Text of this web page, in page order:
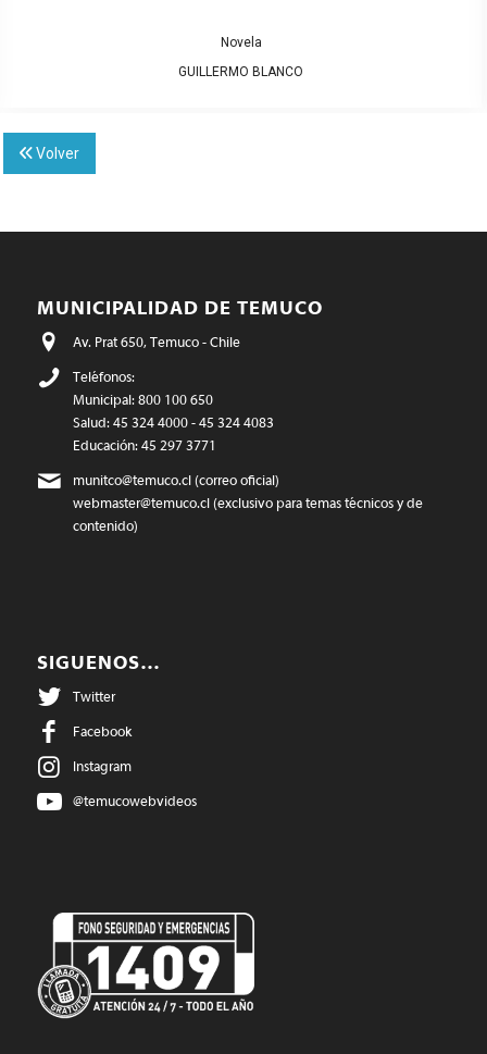
Novela
GUILLERMO BLANCO
Volver
MUNICIPALIDAD DE TEMUCO
Av. Prat 650, Temuco - Chile
Teléfonos:
Municipal: 800 100 650
Salud: 45 324 4000 - 45 324 4083
Educación: 45 297 3771
munitco@temuco.cl(correo oficial)
webmaster@temuco.cl(exclusivo para temas técnicos y de
contenido)
SIGUENOS…
Twitter
Facebook
Instagram
@temucowebvideos